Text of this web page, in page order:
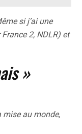
si j’ai une
2, NDLR) et
»
mise au monde,